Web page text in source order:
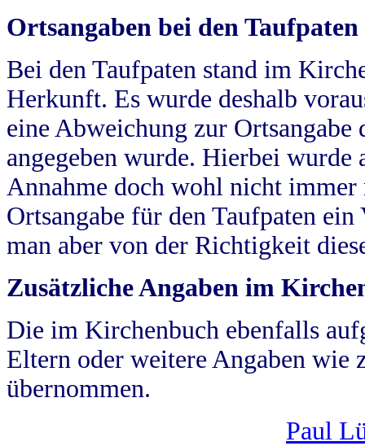
Ortsangaben bei den Taufpaten
Bei den Taufpaten stand im
Herkunft. Es wurde deshalb
eine Abweichung zur
angegeben wurde. Hierbei wurde
Annahme doch wohl nicht
Ortsangabe für den Taufpaten
man aber von der Richtigkeit
Zusätzliche Angaben im
Die im Kirchenbuch ebenfalls
Eltern oder weitere Angaben wie
übernommen.
Paul